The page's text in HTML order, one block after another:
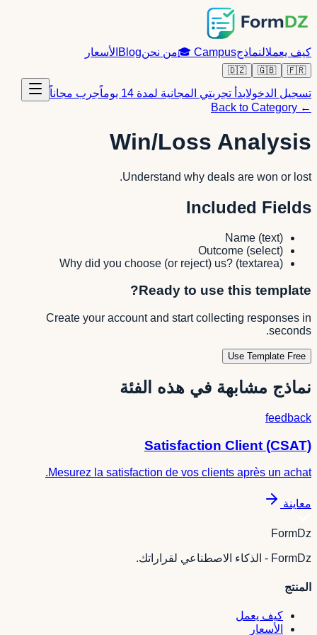
كيف يعملالنماذجCampus
🎓من نحنBlog الأسعار
🇫🇷
🇬🇧
🇩🇿
تسجيل الدخولابدأ تجربتي المجانية لمدة 14 يوماً
جرب مجاناً
← Back to Category
Win/Loss Analysis
Understand why deals are won or lost.
Included Fields
Name (text)
Outcome (select)
Why did you choose (or reject) us? (textarea)
Ready to use this template?
Create your account and start collecting responses in
seconds.
Use Template Free
نماذج مشابهة في هذه الفئة
feedback
Satisfaction Client (CSAT)
Mesurez la satisfaction de vos clients après un achat.
معاينة
FormDz
FormDz - الذكاء الاصطناعي لقراراتك.
المنتج
كيف يعمل
الأسعار